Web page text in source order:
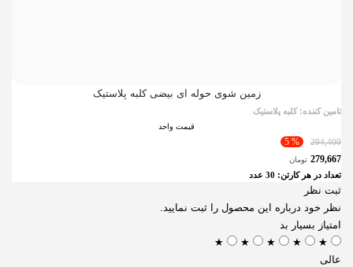
زمین شوی حوله ای بیضی کلبه پلاستیک
تامین کننده:کلبه پلاستیک
قیمت واحد
294,400
% 5
279,667 تومان
تعداد در هر کارتن: 30 عدد
ثبت نظر
نظر خود درباره این محصول را ثبت نمایید.
امتیاز بسیار بد
★
★
★
★
★
عالی